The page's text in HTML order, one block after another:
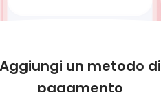
un metodo di
pagamento